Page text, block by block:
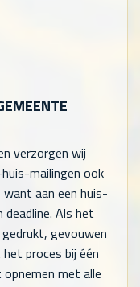
verzorgen wij
mailingen ook
aan een huis-
Als het
gevouwen
proces bij één
met alle